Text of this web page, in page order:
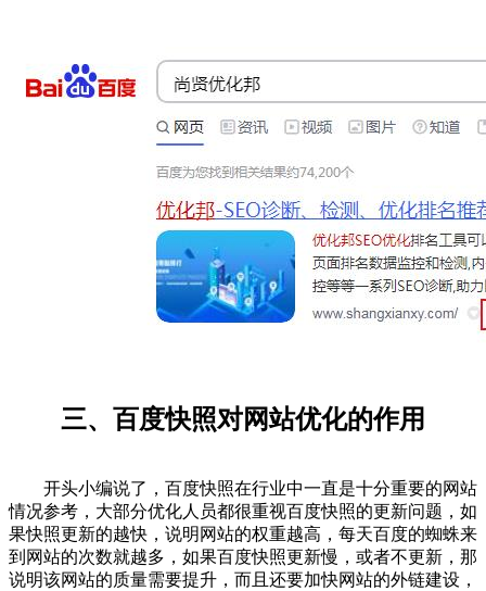
三、百度快照对网站优化的作用
开头小编说了，百度快照在行业中一直是十分重要的网站
情况参考，大部分优化人员都很重视百度快照的更新问题，如
果快照更新的越快，说明网站的权重越高，每天百度的蜘蛛来
到网站的次数就越多，如果百度快照更新慢，或者不更新，那
说明该网站的质量需要提升，而且还要加快网站的外链建设，